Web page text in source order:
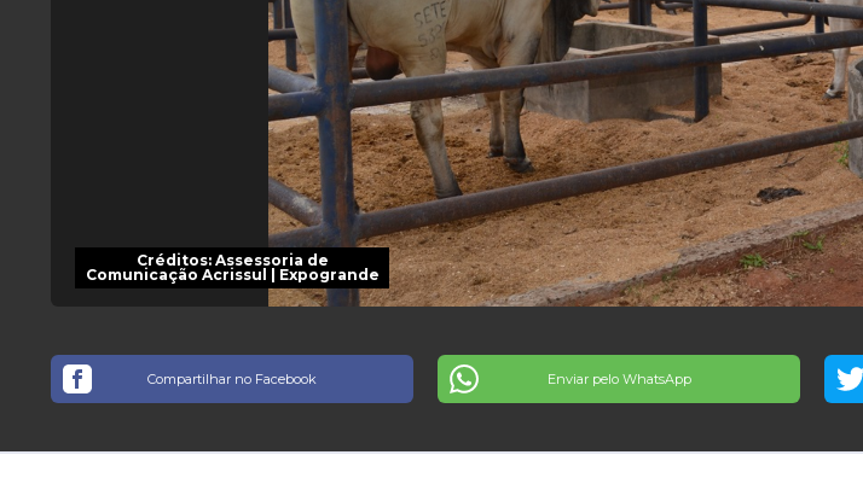
Créditos: Assessoria de
Comunicação Acrissul | Expogrande
Compartilhar no Facebook Enviar pelo WhatsApp